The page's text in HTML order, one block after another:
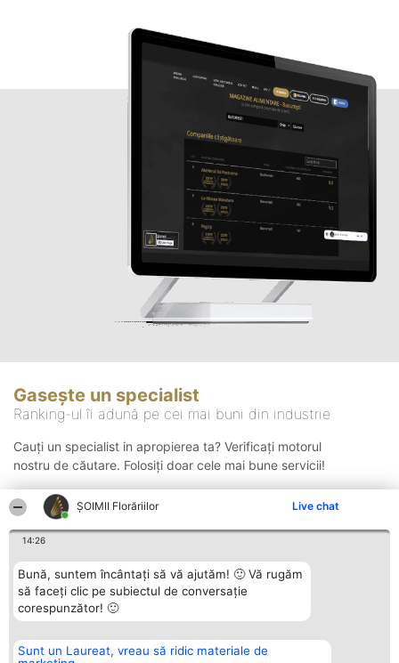
ȘOIMII Florăriilor Live chat
14:26
Bună, suntem încântați să vă ajutăm! 🙂 Vă rugăm
să faceți clic pe subiectul de conversație
corespunzător! 🙂
Sunt un Laureat, vreau să ridic materiale de
Gasește un specialist
Ranking-ul îi adună pe cei mai buni din industrie
Cauți un specialist in apropierea ta? Verificați motorul
nostru de căutare. Folosiți doar cele mai bune servicii!
Organizator Ranking Plebiscyt Contact